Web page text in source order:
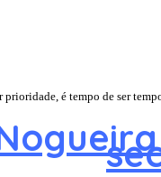
prioridade, é tempo de ser